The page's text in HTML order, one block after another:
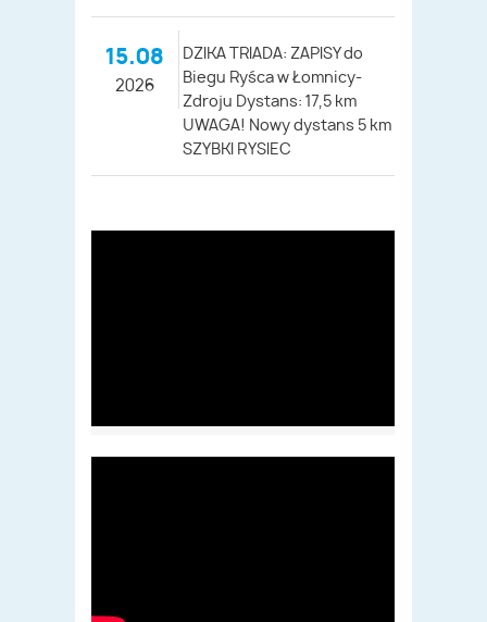
15.08
2026
DZIKA TRIADA: ZAPISY do
Biegu Ryśca w Łomnicy-
Zdroju Dystans: 17,5 km
UWAGA! Nowy dystans 5 km
SZYBKI RYSIEC